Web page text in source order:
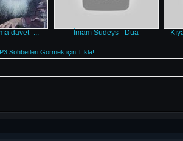
davet -... İmam Sudeys - Dua
Sohbetleri Görmek için Tıkla!